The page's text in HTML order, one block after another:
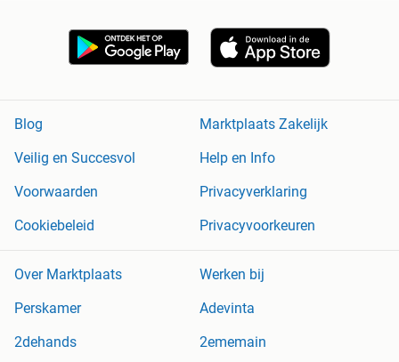
Blog
Marktplaats Zakelijk
Veilig en Succesvol
Help en Info
Voorwaarden
Privacyverklaring
Cookiebeleid
Privacyvoorkeuren
Over Marktplaats
Werken bij
Perskamer
Adevinta
2dehands
2ememain